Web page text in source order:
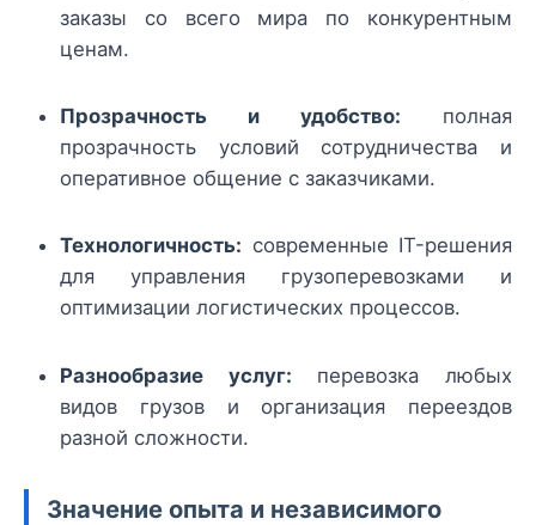
заказы со всего мира по конкурентным
ценам.
Прозрачность и удобство: полная
прозрачность условий сотрудничества и
оперативное общение с заказчиками.
Технологичность: современные IT-решения
для управления грузоперевозками и
оптимизации логистических процессов.
Разнообразие услуг: перевозка любых
видов грузов и организация переездов
разной сложности.
Значение опыта и независимого